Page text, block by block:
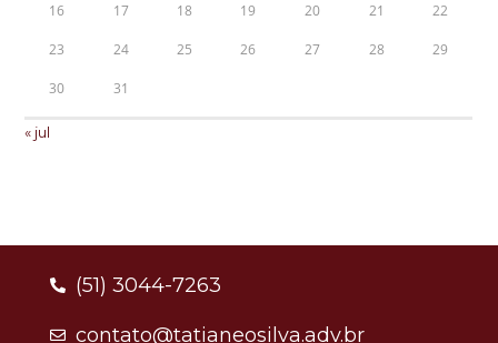
16 17 18 19 20 21 22
23 24 25 26 27 28 29
30 31
« jul
(51) 3044-7263
contato@tatianeosilva.adv.br